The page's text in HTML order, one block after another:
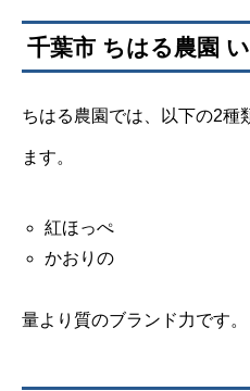
千葉市 ちはる農園
ちはる農園では、以下の2種
ます。
紅ほっぺ
かおりの
量より質のブランド力です。